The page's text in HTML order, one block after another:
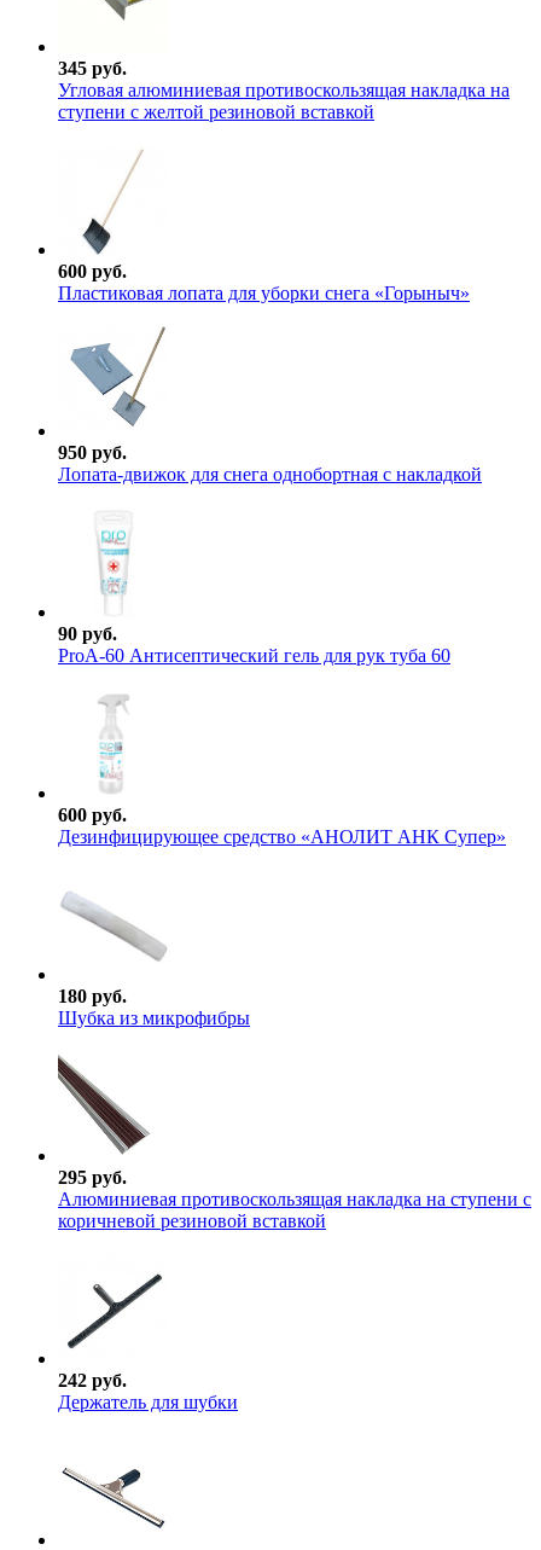
345 руб.
Угловая алюминиевая противоскользящая накладка на
ступени с желтой резиновой вставкой
600 руб.
Пластиковая лопата для уборки снега «Горыныч»
950 руб.
Лопата-движок для снега однобортная с накладкой
90 руб.
ProА-60 Антисептический гель для рук туба 60
600 руб.
Дезинфицирующее средство «АНОЛИТ АНК Супер»
180 руб.
Шубка из микрофибры
295 руб.
Алюминиевая противоскользящая накладка на ступени с
коричневой резиновой вставкой
242 руб.
Держатель для шубки